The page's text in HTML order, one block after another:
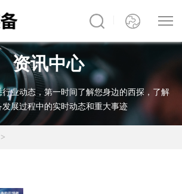
资讯中心
业动态，第一时间了解您身边的西探，了解
发展过程中的实时动态和重大事迹
>